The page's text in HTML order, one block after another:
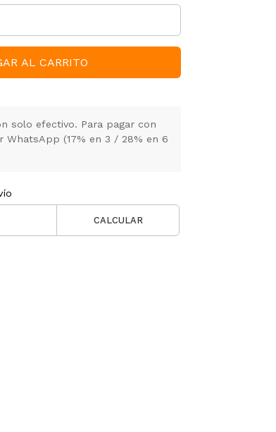
AL CARRITO
solo efectivo. Para pagar con
(17% en 3 / 28% en 6
CALCULAR